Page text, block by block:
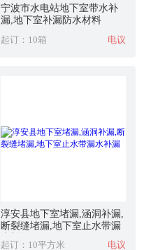
宁波市水电站地下室带水补
漏,地下室补漏防水材料
起订：10箱 电议
淳安县地下室堵漏,涵洞补漏,
断裂缝堵漏,地下室止水带漏
起订：10平方米 电议